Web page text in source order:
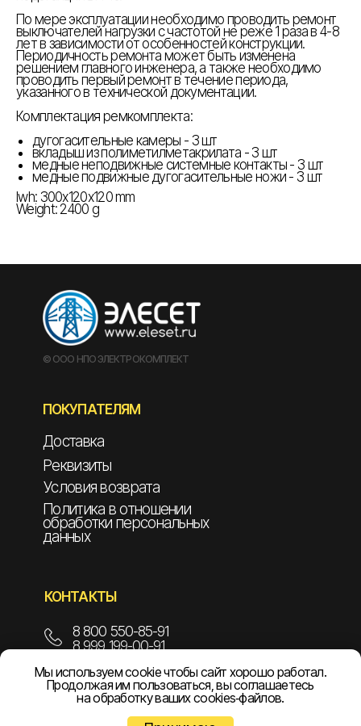
По мере эксплуатации необходимо проводить ремонт
выключателей нагрузки с частотой не реже 1 раза в 4-8
лет в зависимости от особенностей конструкции.
Периодичность ремонта может быть изменена
решением главного инженера, а также необходимо
проводить первый ремонт в течение периода,
указанного в технической документации.
Комплектация ремкомплекта:
дугогасительные камеры - 3 шт
вкладыш из полиметилметакрилата - 3 шт
медные неподвижные системные контакты - 3 шт
медные подвижные дугогасительные ножи - 3 шт
lwh: 300x120x120 mm
Weight: 2400 g
© ООО НПО ЭЛЕКТРОКОМПЛЕКТ
ПОКУПАТЕЛЯМ
Доставка
Реквизиты
Условия возврата
Политика в отношении
обработки персональных
данных
КОНТАКТЫ
info@npoelekom.ru
8 800 550-85-91
8 999 199-00-91
Мы используем cookie чтобы сайт хорошо работал.
Продолжая им пользоваться, вы соглашаетесь
на обработку ваших cookies‑файлов.